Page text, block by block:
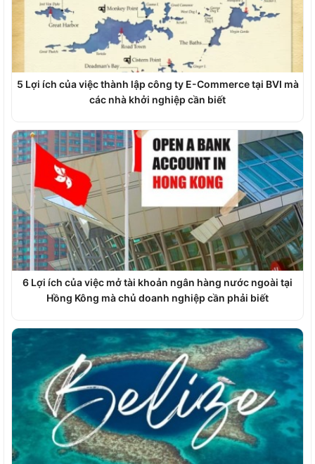
5 Lợi ích của việc thành lập công ty E-Commerce tại BVI mà
các nhà khởi nghiệp cần biết
6 Lợi ích của việc mở tài khoản ngân hàng nước ngoài tại
Hồng Kông mà chủ doanh nghiệp cần phải biết